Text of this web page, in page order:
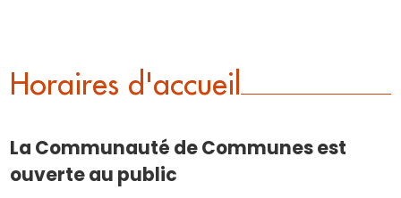
Horaires d'accueil
La Communauté de Communes est
ouverte au public